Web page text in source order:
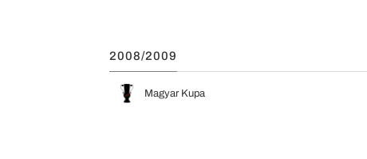
2008/2009
Magyar Kupa